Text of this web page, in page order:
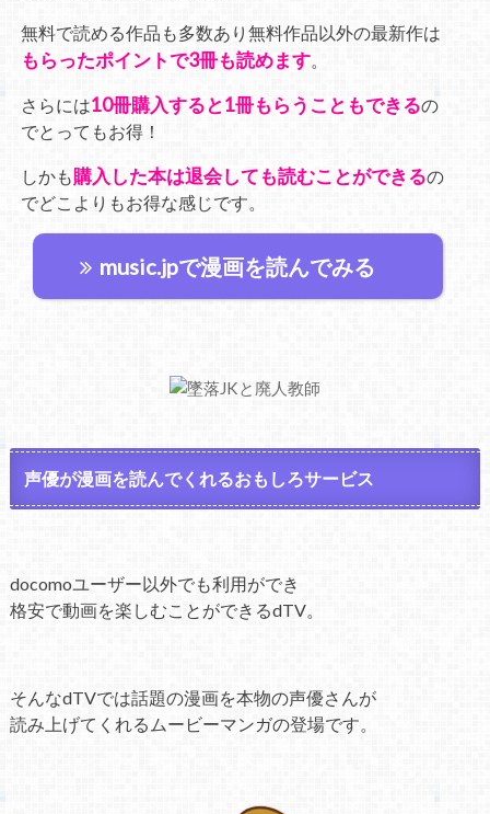
無料で読める作品も多数あり無料作品以外の最新作は
もらったポイントで3冊も読めます。
さらには10冊購入すると1冊もらうこともできるの
でとってもお得！
しかも購入した本は退会しても読むことができるの
でどこよりもお得な感じです。
music.jpで漫画を読んでみる
声優が漫画を読んでくれるおもしろサービス
docomoユーザー以外でも利用ができ
格安で動画を楽しむことができるdTV。
そんなdTVでは話題の漫画を本物の声優さんが
読み上げてくれるムービーマンガの登場です。